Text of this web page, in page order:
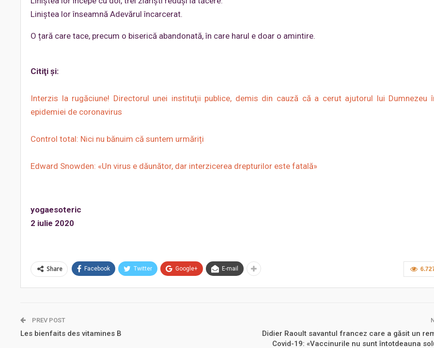
Liniștea lor înseamnă Adevărul încarcerat.
O țară care tace, precum o biserică abandonată, în care harul e doar o amintire.
Citiţi şi:
Interzis la rugăciune! Directorul unei instituţii publice, demis din cauză că a cerut ajutorul lui Dumnezeu
epidemiei de coronavirus
Control total: Nici nu bănuim că suntem urmăriți
Edward Snowden: «Un virus e dăunător, dar interzicerea drepturilor este fatală»
yogaesoteric
2 iulie 2020
Share Facebook Twitter Google+ E-mail
PREV POST
Les bienfaits des vitamines B
Didier Raoult savantul francez care a găsit un
Covid-19: «Vaccinurile nu sunt întotdeauna